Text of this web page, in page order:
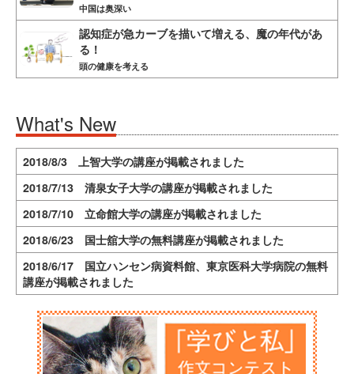
中国は奥深い
認知症が急カーブを描いて増える、魔の年代があ
る！
頭の健康を考える
What's New
2018/8/3 上智大学の講座が掲載されました
2018/7/13 清泉女子大学の講座が掲載されました
2018/7/10 立命館大学の講座が掲載されました
2018/6/23 国士舘大学の無料講座が掲載されました
2018/6/17 国立ハンセン病資料館、東京医科大学病院の無料
講座が掲載されました